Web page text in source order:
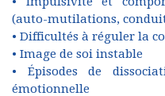
(auto-mutilations,
• Difficultés à réguler la
• Image de soi instable
• Épisodes de
émotionnelle